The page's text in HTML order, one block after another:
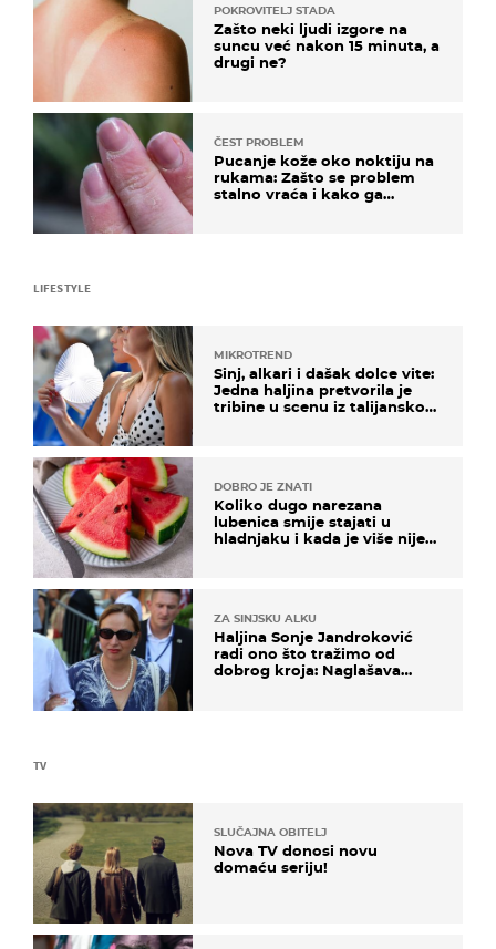
POKROVITELJ STADA
Zašto neki ljudi izgore na
suncu već nakon 15 minuta, a
drugi ne?
ČEST PROBLEM
Pucanje kože oko noktiju na
rukama: Zašto se problem
stalno vraća i kako ga
TV
SLUČAJNA OBITELJ
Nova TV donosi novu
domaću seriju!
LIFESTYLE
MIKROTREND
Sinj, alkari i dašak dolce vite:
Jedna haljina pretvorila je
tribine u scenu iz talijanskog
DOBRO JE ZNATI
Koliko dugo narezana
lubenica smije stajati u
hladnjaku i kada je više nije
ZA SINJSKU ALKU
Haljina Sonje Jandroković
radi ono što tražimo od
dobrog kroja: Naglašava